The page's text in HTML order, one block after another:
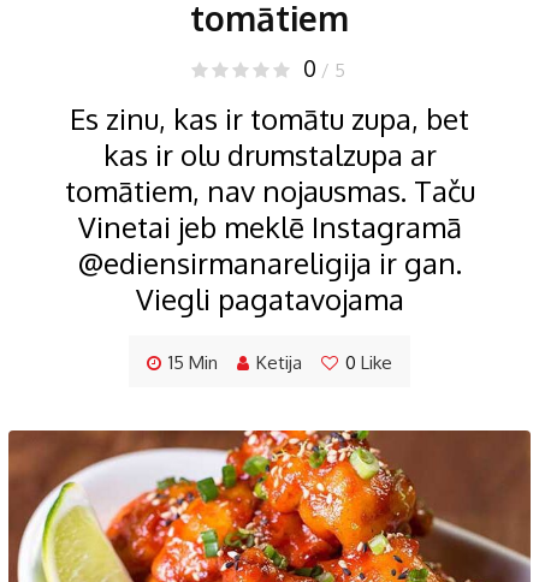
tomātiem
0 / 5
Es zinu, kas ir tomātu zupa, bet
kas ir olu drumstalzupa ar
tomātiem, nav nojausmas. Taču
Vinetai jeb meklē Instagramā
@ediensirmanareligija ir gan.
Viegli pagatavojama
15 Min Ketija 0 Like